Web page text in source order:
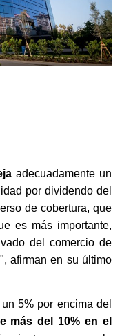
adecuadamente un
por dividendo del
de cobertura, que
es más importante,
del comercio de
afirman en su último
5% por encima del
más del 10% en el